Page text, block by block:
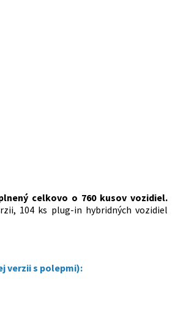
celkovo o 760 kusov vozidiel.
104 ks plug-in hybridných vozidiel
verzii s polepmi):